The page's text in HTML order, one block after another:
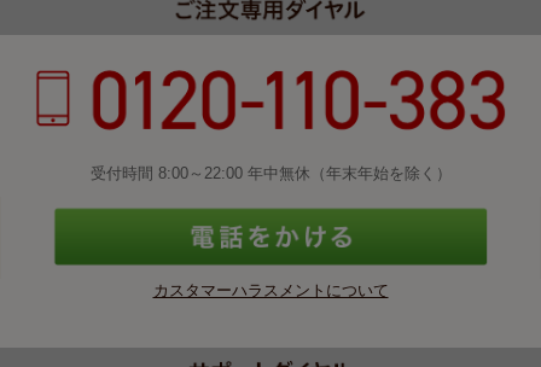
受付時間 8:00～22:00 年中無休（年末年始を除く）
カスタマーハラスメントについて